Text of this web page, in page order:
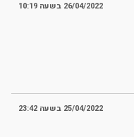
26/04/2022 בשעה 10:19
25/04/2022 בשעה 23:42